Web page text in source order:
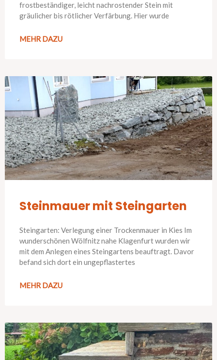
frostbeständiger, leicht nachrostender Stein mit
gräulicher bis rötlicher Verfärbung. Hier wurde
MEHR DAZU
Steinmauer mit Steingarten
Steingarten: Verlegung einer Trockenmauer in Kies Im
wunderschönen Wölfnitz nahe Klagenfurt wurden wir
mit dem Anlegen eines Steingartens beauftragt. Davor
befand sich dort ein ungepflastertes
MEHR DAZU